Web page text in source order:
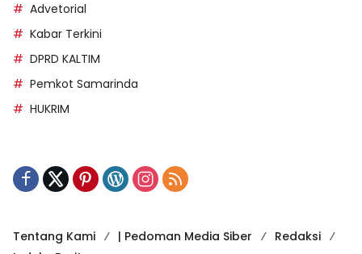
Advetorial
Kabar Terkini
DPRD KALTIM
Pemkot Samarinda
HUKRIM
Tentang Kami | Pedoman Media Siber
Redaksi